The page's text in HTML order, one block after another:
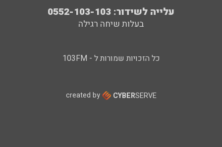
עלייה לשידור: 0552-103-103
בעלות שיחה רגילה
כל הזכויות שמורות ל - 103FM
created by CYBERSERVE